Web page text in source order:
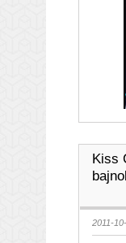
Kiss
2011-